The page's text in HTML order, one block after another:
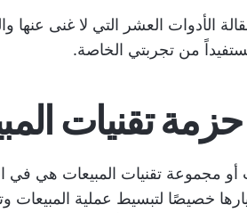
الأدوات العشر التي لا غنى عنها
من تجربتي الخاصة.
تقنيات
أو مجموعة تقنيات المبيعات هي
خصيصًا لتبسيط عملية